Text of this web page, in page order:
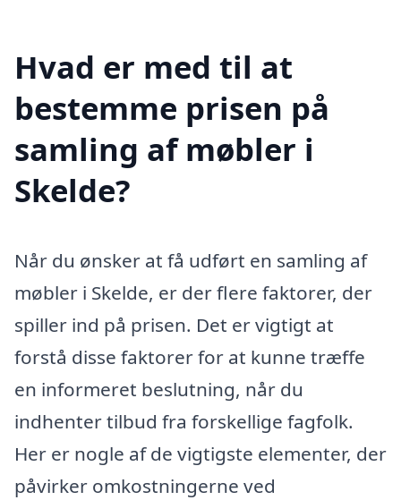
Hvad er med til at
bestemme prisen på
samling af møbler i
Skelde?
Når du ønsker at få udført en samling af
møbler i Skelde, er der flere faktorer, der
spiller ind på prisen. Det er vigtigt at
forstå disse faktorer for at kunne træffe
en informeret beslutning, når du
indhenter tilbud fra forskellige fagfolk.
Her er nogle af de vigtigste elementer, der
påvirker omkostningerne ved